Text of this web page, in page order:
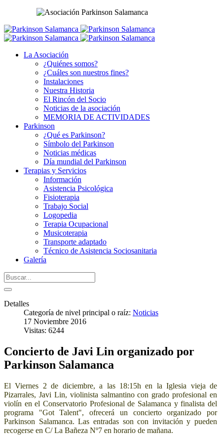
La Asociación
¿Quiénes somos?
¿Cuáles son nuestros fines?
Instalaciones
Nuestra Historia
El Rincón del Socio
Noticias de la asociación
MEMORIA DE ACTIVIDADES
Parkinson
¿Qué es Parkinson?
Símbolo del Parkinson
Noticias médicas
Día mundial del Parkinson
Terapias y Servicios
Información
Asistencia Psicológica
Fisioterapia
Trabajo Social
Logopedia
Terapia Ocupacional
Musicoterapia
Transporte adaptado
Técnico de Asistencia Sociosanitaria
Galería
Detalles
Categoría de nivel principal o raíz: Noticias
17 Noviembre 2016
Visitas: 6244
Concierto de Javi Lin organizado por
Parkinson Salamanca
El Viernes 2 de diciembre, a las 18:15h en la Iglesia vieja de
Pizarrales, Javi Lin, violinista salmantino con grado profesional en
violín en el Conservatorio Profesional de Salamanca y finalista del
programa "Got Talent", ofrecerá un concierto organizado por
Parkinson Salamanca. Las entradas son con invitación y pueden
recogerse en C/ La Bañeza Nº7 en horario de mañana.